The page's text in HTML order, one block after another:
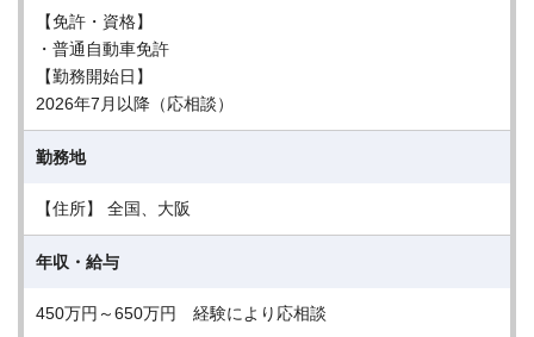
【免許・資格】
・普通自動車免許
【勤務開始日】
2026年7月以降（応相談）
勤務地
【住所】 全国、大阪
年収・給与
450万円～650万円 経験により応相談